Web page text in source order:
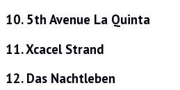
10. 5th Avenue La Quinta
11. Xcacel Strand
12. Das Nachtleben